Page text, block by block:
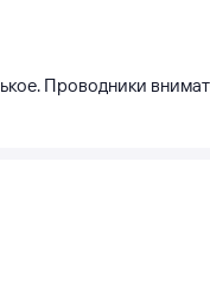
Проводники